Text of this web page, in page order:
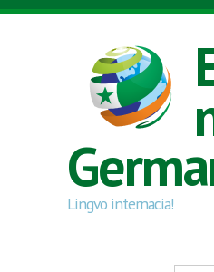
Skip to main content
Lingvo internacia!